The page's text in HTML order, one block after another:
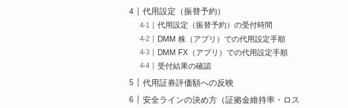
代用設定（振替予約）
代用設定（振替予約）の受付時間
DMM 株（アプリ）での代用設定手順
DMM FX（アプリ）での代用設定手順
受付結果の確認
代用証券評価額への反映
安全ラインの決め方（証拠金維持率・ロス